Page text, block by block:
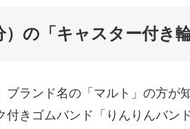
の「キャスター付き輪
ランド名の「マルト」の方が
きゴムバンド「りんりんバン